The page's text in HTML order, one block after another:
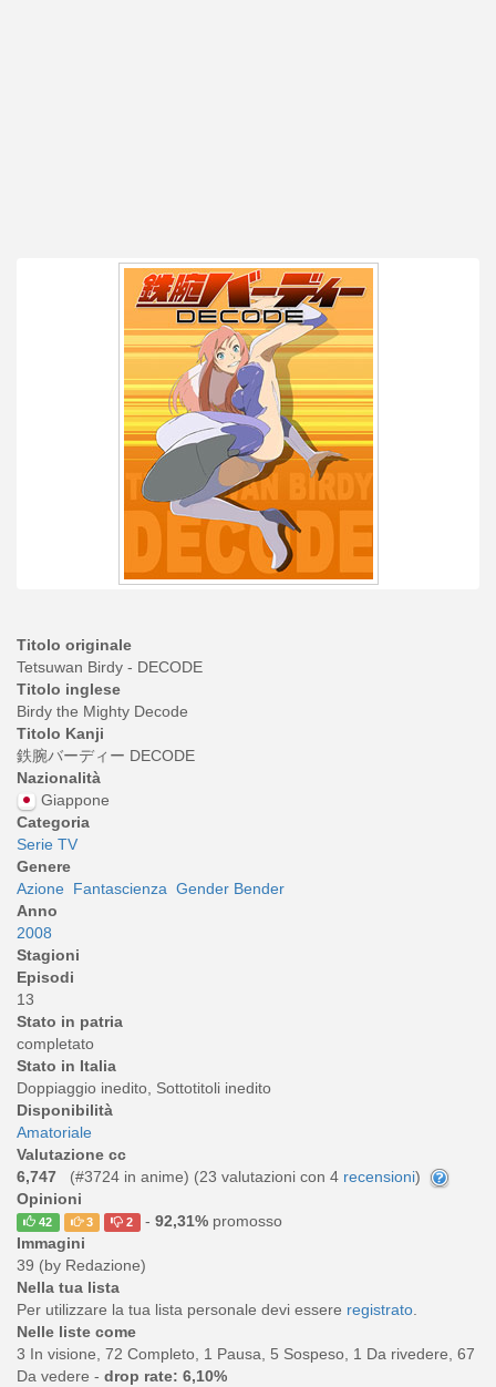
Titolo originale
Tetsuwan Birdy - DECODE
Titolo inglese
Birdy the Mighty Decode
Titolo Kanji
鉄腕バーディー DECODE
Nazionalità
Giappone
Categoria
Serie TV
Genere
Azione Fantascienza Gender Bender
Anno
2008
Stagioni
Episodi
13
Stato in patria
completato
Stato in Italia
Doppiaggio inedito, Sottotitoli inedito
Disponibilità
Amatoriale
Valutazione cc
6,747
(#3724 in anime) (23 valutazioni con 4 recensioni)
Opinioni
42 3 2 - 92,31%promosso
Immagini
39 (by Redazione)
Nella tua lista
Per utilizzare la tua lista personale devi essere registrato.
Nelle liste come
3 In visione, 72 Completo, 1 Pausa, 5 Sospeso, 1 Da rivedere, 67
Da vedere - drop rate: 6,10%